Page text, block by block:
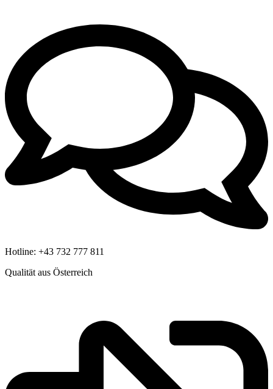
Hotline: +43 732 777 811
Qualität aus Österreich